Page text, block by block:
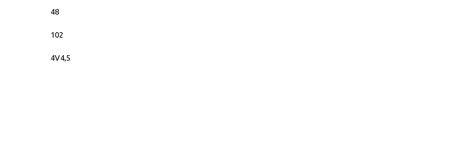
48
102
4V4,5